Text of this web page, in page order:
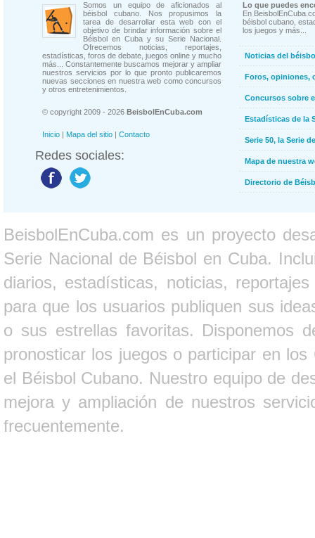
Somos un equipo de aficionados al
béisbol cubano. Nos propusimos la
tarea de desarrollar esta web con el
objetivo de brindar información sobre el
Béisbol en Cuba y su Serie Nacional.
Ofrecemos noticias, reportajes,
estadísticas, foros de debate, juegos online y mucho
más... Constantemente buscamos mejorar y ampliar
nuestros servicios por lo que pronto publicaremos
nuevas secciones en nuestra web como concursos
y otros entretenimientos.
© copyright 2009 - 2026 BeisbolEnCuba.com
Inicio | Mapa del sitio | Contacto
Redes sociales:
Lo que puedes
En
béisbol cubano,
los juegos y más...
Noticias del
Foros, opiniones,
Concursos sobre
Estadísticas de la
Serie 50, la Serie
Mapa de nuestra
Directorio de
BeisbolEnCuba.com es un proyecto
Serie Nacional de Béisbol en Cuba.
diarios, estadísticas, noticias,
para que los usuarios publiquen sus
o sus estrellas favoritas. Disponemos
pronosticar los juegos o participar en
el Béisbol Cubano. Nuestro equipo de
mejora y ampliación de nuestros
frecuentemente.